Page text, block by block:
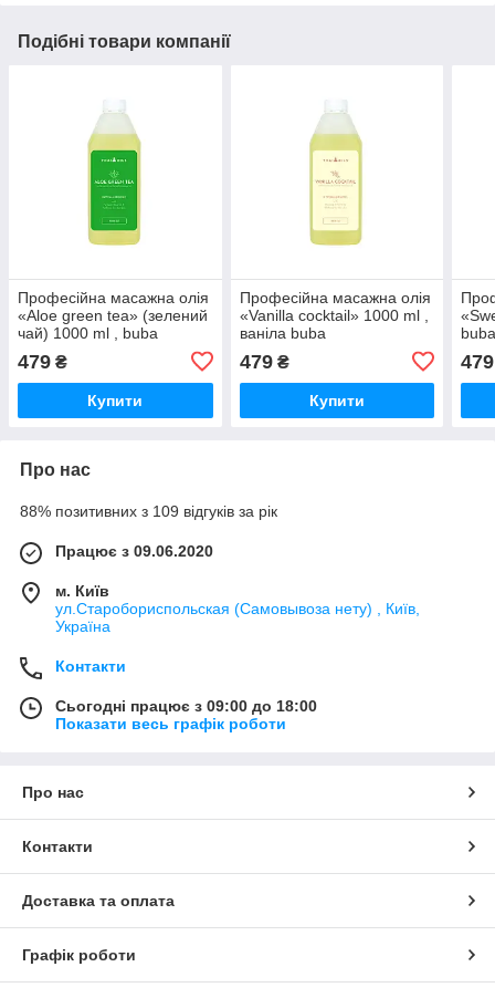
Подібні товари компанії
Професійна масажна олія
«Aloe green tea» (зелений
чай) 1000 ml , buba
479 ₴
Купити
Професійна масажна олія
«Vanilla cocktail» 1000 ml ,
ваніла buba
479₴
Купити
479
Про нас
88% позитивних з 109 відгуків за рік
Працює з 09.06.2020
м. Київ
ул.Старобориспольская (Самовывоза нету) , Київ,
Україна
Контакти
Сьогодні працює з 09:00 до 18:00
Показати весь графік роботи
Про нас
Контакти
Доставка та оплата
Графік роботи